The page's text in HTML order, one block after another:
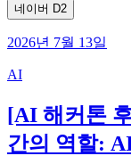
네이버 D2
2026년 7월 13일
AI
[AI 해커톤
간의 역할: